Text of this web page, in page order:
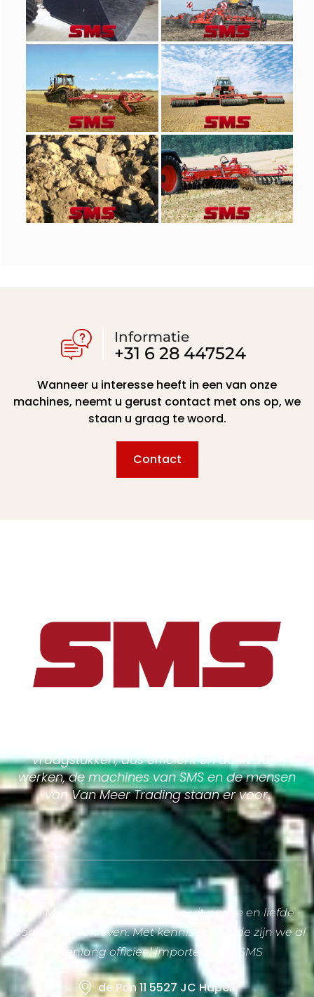
Informatie
+31 6 28 447524
Wanneer u interesse heeft in een van onze
machines, neemt u gerust contact met ons op, we
staan u graag te woord.
Contact
vraagstukken, dus efficient en duurzaam
werken, de machines van SMS en de mensen
van Van Meer Trading staan er voor.
Van Meer Trading is ontstaan uit passie en liefde
voor het boerenleven. Met kennis en kunde zijn we al
jarenlang officieel importeur van SMS
de Pan 11 5527 JC Hapert